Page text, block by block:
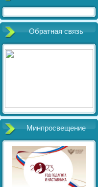
Обратная связь
Минпросвещение